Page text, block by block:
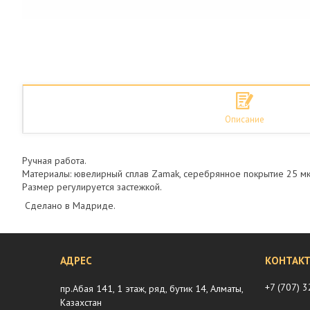
Описание
Ручная работа.
Материалы: ювелирный сплав Zamak, серебрянное покрытие 25
Размер регулируется застежкой.
Сделано в Мадриде.
пр.Абая 141, 1 этаж, ряд, бутик 14, Алматы,
Казахстан
+7 (707)